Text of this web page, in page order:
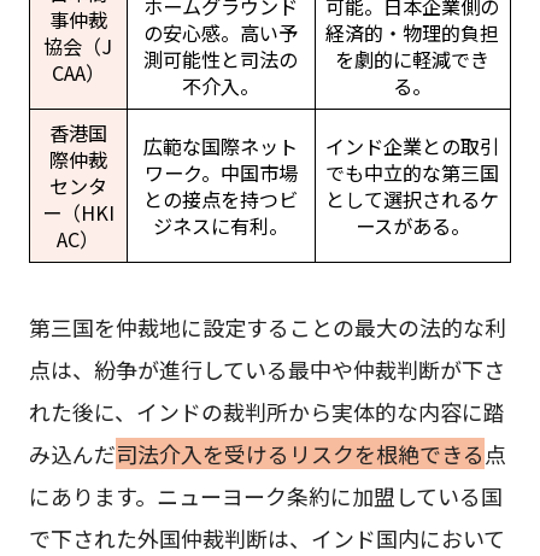
事仲裁
協会（J
CAA）
ホームグラウンド
の安心感。高い予
測可能性と司法の
不介入。
可能。日本企業側の
経済的・物理的負担
を劇的に軽減でき
る。
香港国
際仲裁
センタ
ー（HKI
AC）
広範な国際ネット
ワーク。中国市場
との接点を持つビ
ジネスに有利。
インド企業との取引
でも中立的な第三国
として選択されるケ
ースがある。
第三国を仲裁地に設定することの最大の法的な利
点は、紛争が進行している最中や仲裁判断が下さ
れた後に、インドの裁判所から実体的な内容に踏
み込んだ司法介入を受けるリスクを根絶できる点
にあります。ニューヨーク条約に加盟している国
で下された外国仲裁判断は、インド国内において